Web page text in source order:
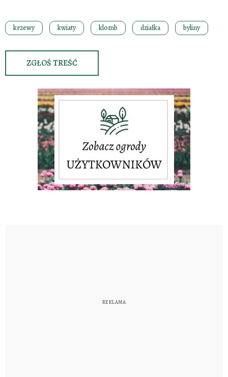
krzewy kwiaty klomb działka byliny
ZGŁOŚ TREŚĆ